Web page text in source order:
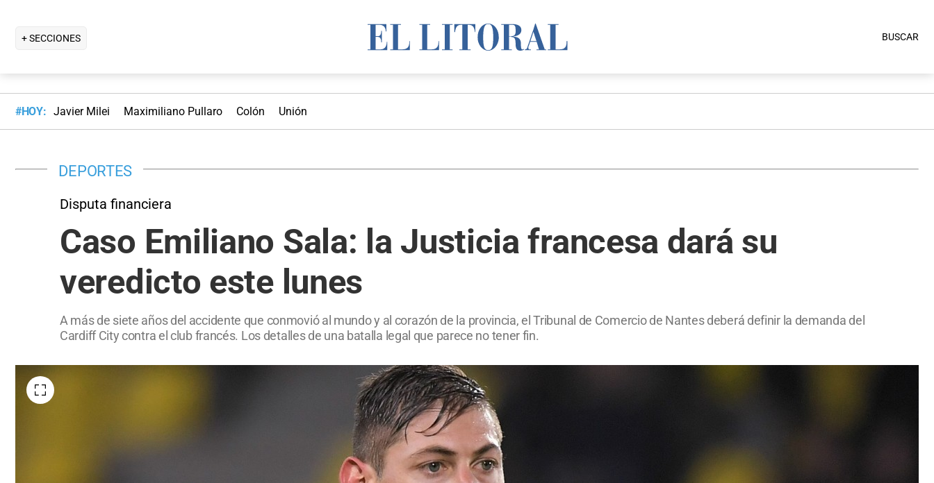
+ SECCIONES BUSCAR
#HOY: Javier Milei Maximiliano Pullaro Colón Unión
DEPORTES
Disputa financiera
Caso Emiliano Sala: la Justicia francesa dará su
veredicto este lunes
A más de siete años del accidente que conmovió al mundo y al corazón de la provincia, el Tribunal de Comercio de Nantes deberá definir la demanda del
Cardiff City contra el club francés. Los detalles de una batalla legal que parece no tener fin.